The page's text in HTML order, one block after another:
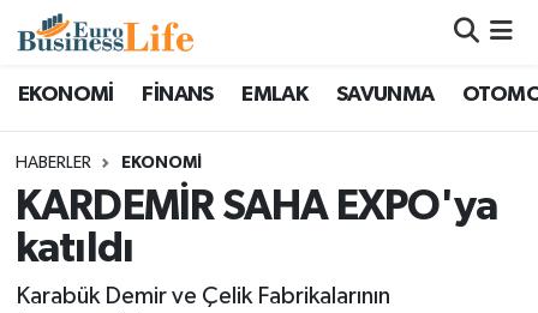
EKONOMİ FİNANS EMLAK SAVUNMA
HABERLER EKONOMİ
KARDEMİR SAHA EXPO'ya
katıldı
Karabük Demir ve Çelik Fabrikalarının
Nöbetçi Eczaneler
Hava Durumu
Namaz Vakitleri